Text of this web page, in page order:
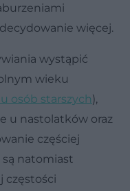
więcej.
wystąpić
wieku
osób starszych),
u nastolatków oraz
częściej
natomiast
częstości